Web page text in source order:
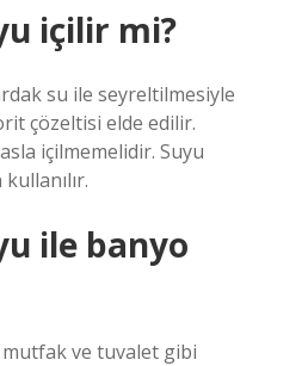
içilir mi?
su ile seyreltilmesiyle
çözeltisi elde edilir.
içilmemelidir. Suyu
ile banyo
mutfak ve tuvalet gibi